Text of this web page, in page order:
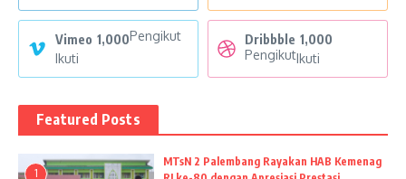
Vimeo 1,000Pengikut
Ikuti
Dribbble 1,000
PengikutIkuti
Featured Posts
1
MTsN 2 Palembang Rayakan HAB Kemenag